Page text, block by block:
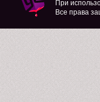
При
Все права